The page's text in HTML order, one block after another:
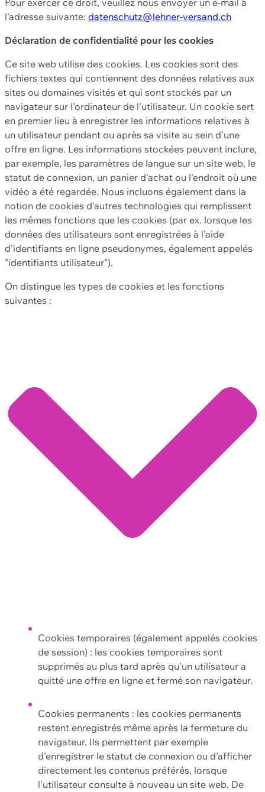
l'adresse suivante: datenschutz@lehner-versand.ch
Déclaration de confidentialité pour les cookies
Ce site web utilise des cookies. Les cookies sont des
fichiers textes qui contiennent des données relatives aux
sites ou domaines visités et qui sont stockés par un
navigateur sur l'ordinateur de l'utilisateur. Un cookie sert
en premier lieu à enregistrer les informations relatives à
un utilisateur pendant ou après sa visite au sein d'une
offre en ligne. Les informations stockées peuvent inclure,
par exemple, les paramètres de langue sur un site web, le
statut de connexion, un panier d'achat ou l'endroit où une
vidéo a été regardée. Nous incluons également dans la
notion de cookies d'autres technologies qui remplissent
les mêmes fonctions que les cookies (par ex. lorsque les
données des utilisateurs sont enregistrées à l'aide
d'identifiants en ligne pseudonymes, également appelés
"identifiants utilisateur").
On distingue les types de cookies et les fonctions
suivantes :
Cookies temporaires (également appelés cookies
de session) : les cookies temporaires sont
supprimés au plus tard après qu'un utilisateur a
quitté une offre en ligne et fermé son navigateur.
Cookies permanents : les cookies permanents
restent enregistrés même après la fermeture du
navigateur. Ils permettent par exemple
d'enregistrer le statut de connexion ou d'afficher
directement les contenus préférés, lorsque
l'utilisateur consulte à nouveau un site web. De